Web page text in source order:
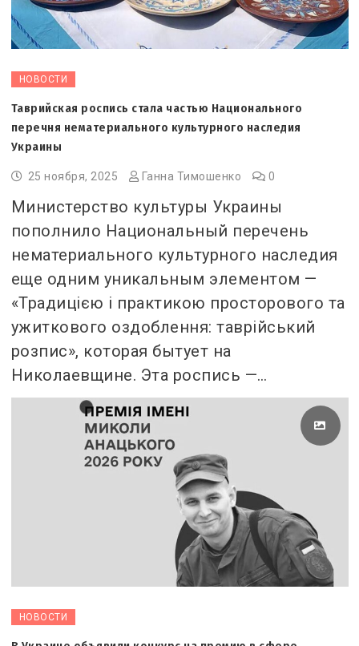
НОВОСТИ
Таврийская роспись стала частью Национального
перечня нематериального культурного наследия
Украины
25 ноября, 2025 Ганна Тимошенко 0
Министерство культуры Украины
пополнило Национальный перечень
нематериального культурного наследия
еще одним уникальным элементом —
«Традицією і практикою просторового та
ужиткового оздоблення: таврійський
розпис», которая бытует на
Николаевщине. Эта роспись —…
НОВОСТИ